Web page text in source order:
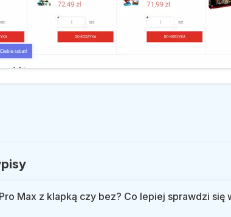
Max z klapką czy bez? Co lepiej sprawdzi się